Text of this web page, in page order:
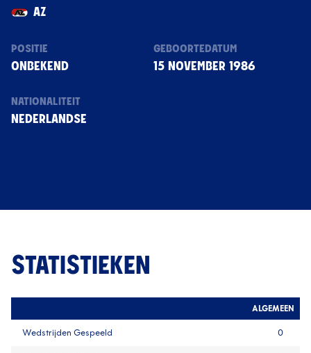
AZ
POSITIE
ONBEKEND
GEBOORTEDATUM
15 NOVEMBER 1986
NATIONALITEIT
NEDERLANDSE
STATISTIEKEN
ALGEMEEN
Wedstrijden Gespeeld 0